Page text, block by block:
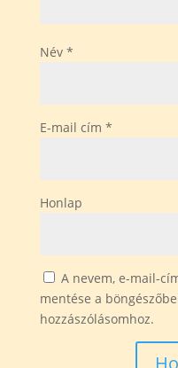
Név *
E-mail cím *
Honlap
A nevem, e-mail-
mentése a
hozzászólásomhoz.